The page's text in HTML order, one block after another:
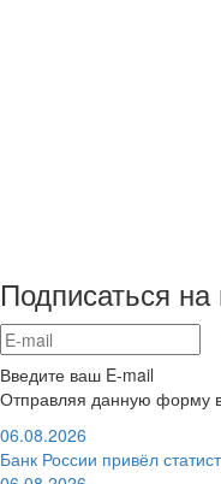
Подписаться
Введите ваш E-mail
Отправляя данную форму
06.08.2026
Банк России привёл